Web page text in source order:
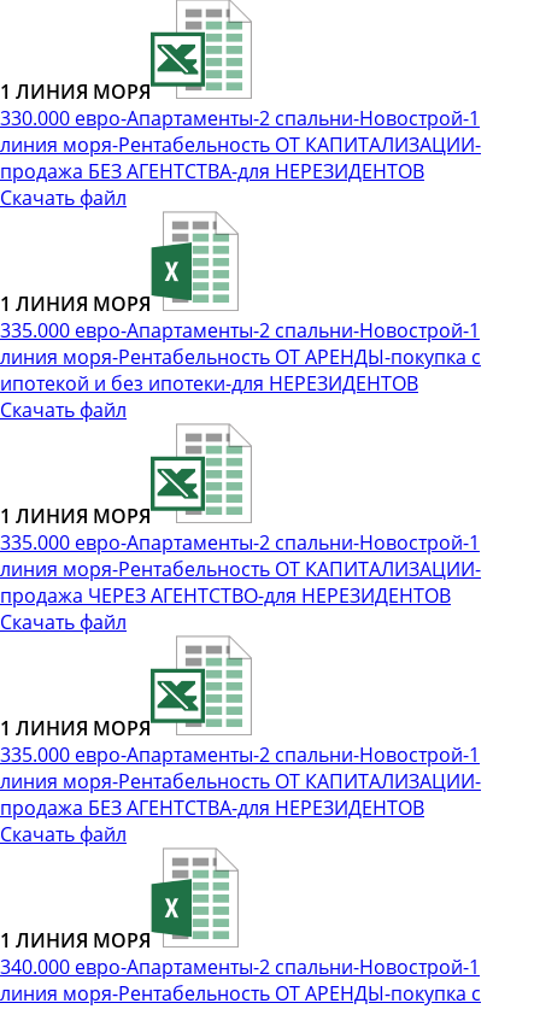
1 ЛИНИЯ МОРЯ
330.000 евро-Апартаменты-2 спальни-Новострой-1
линия моря-Рентабельность ОТ КАПИТАЛИЗАЦИИ-
продажа БЕЗ АГЕНТСТВА-для НЕРЕЗИДЕНТОВ
Скачать файл
1 ЛИНИЯ МОРЯ
335.000 евро-Апартаменты-2 спальни-Новострой-1
линия моря-Рентабельность ОТ АРЕНДЫ-покупка с
ипотекой и без ипотеки-для НЕРЕЗИДЕНТОВ
Скачать файл
1 ЛИНИЯ МОРЯ
335.000 евро-Апартаменты-2 спальни-Новострой-1
линия моря-Рентабельность ОТ КАПИТАЛИЗАЦИИ-
продажа ЧЕРЕЗ АГЕНТСТВО-для НЕРЕЗИДЕНТОВ
Скачать файл
1 ЛИНИЯ МОРЯ
335.000 евро-Апартаменты-2 спальни-Новострой-1
линия моря-Рентабельность ОТ КАПИТАЛИЗАЦИИ-
продажа БЕЗ АГЕНТСТВА-для НЕРЕЗИДЕНТОВ
Скачать файл
1 ЛИНИЯ МОРЯ
340.000 евро-Апартаменты-2 спальни-Новострой-1
линия моря-Рентабельность ОТ АРЕНДЫ-покупка с